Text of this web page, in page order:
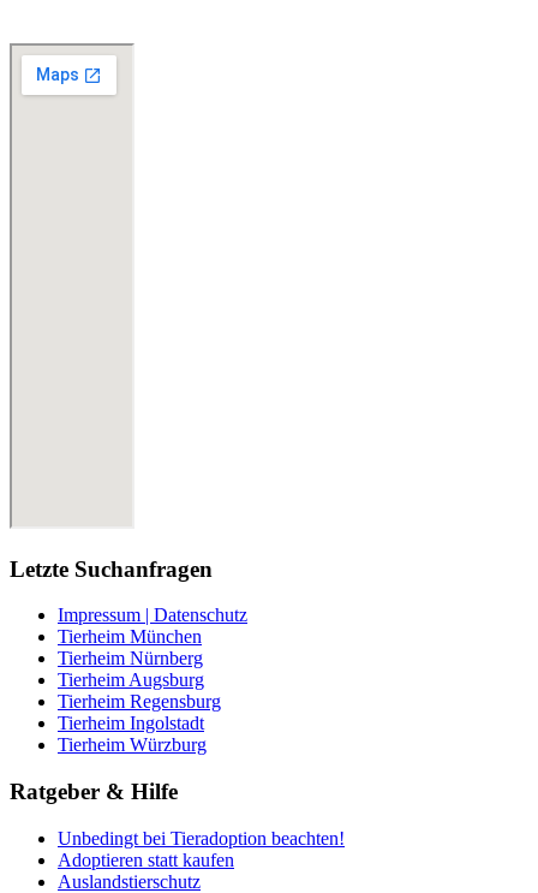
Letzte Suchanfragen
Impressum | Datenschutz
Tierheim München
Tierheim Nürnberg
Tierheim Augsburg
Tierheim Regensburg
Tierheim Ingolstadt
Tierheim Würzburg
Ratgeber & Hilfe
Unbedingt bei Tieradoption beachten!
Adoptieren statt kaufen
Auslandstierschutz